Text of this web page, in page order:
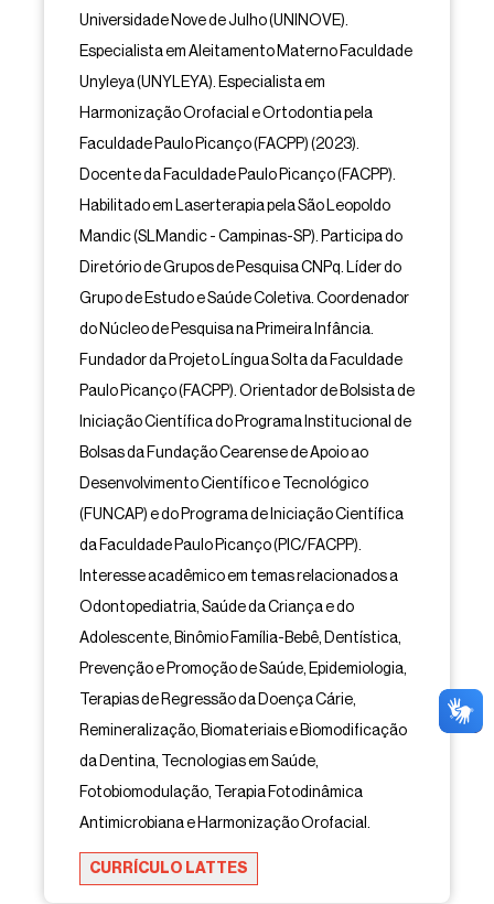
Universidade Nove de Julho (UNINOVE).
Especialista em Aleitamento Materno Faculdade
Unyleya (UNYLEYA). Especialista em
Harmonização Orofacial e Ortodontia pela
Faculdade Paulo Picanço (FACPP) (2023).
Docente da Faculdade Paulo Picanço (FACPP).
Habilitado em Laserterapia pela São Leopoldo
Mandic (SLMandic - Campinas-SP). Participa do
Diretório de Grupos de Pesquisa CNPq. Líder do
Grupo de Estudo e Saúde Coletiva. Coordenador
do Núcleo de Pesquisa na Primeira Infância.
Fundador da Projeto Língua Solta da Faculdade
Paulo Picanço (FACPP). Orientador de Bolsista de
Iniciação Científica do Programa Institucional de
Bolsas da Fundação Cearense de Apoio ao
Desenvolvimento Científico e Tecnológico
(FUNCAP) e do Programa de Iniciação Científica
da Faculdade Paulo Picanço (PIC/FACPP).
Interesse acadêmico em temas relacionados a
Odontopediatria, Saúde da Criança e do
Adolescente, Binômio Família-Bebê, Dentística,
Prevenção e Promoção de Saúde, Epidemiologia,
Terapias de Regressão da Doença Cárie,
Remineralização, Biomateriais e Biomodificação
da Dentina, Tecnologias em Saúde,
Fotobiomodulação, Terapia Fotodinâmica
Antimicrobiana e Harmonização Orofacial.
CURRÍCULO LATTES